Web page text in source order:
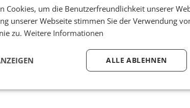
Cookies, um die Benutzerfreundlichkeit unserer
unserer Webseite stimmen Sie der Verwendung
zu. Weitere Informationen
ALLE ABLEHNEN